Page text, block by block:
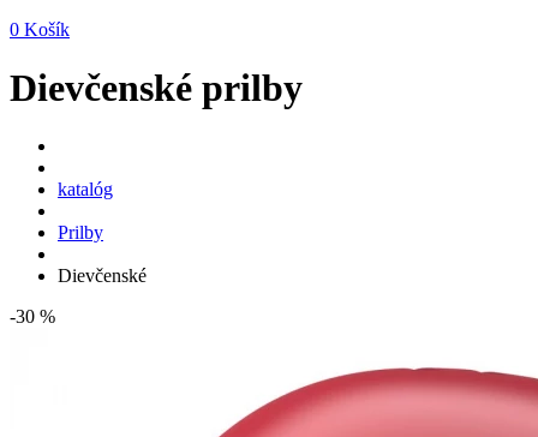
0 Košík
Dievčenské prilby
katalóg
Prilby
Dievčenské
-30 %